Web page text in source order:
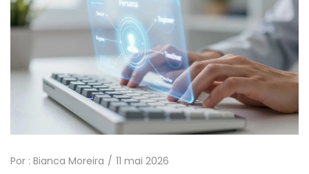
Por : Bianca Moreira 11 mai 2026